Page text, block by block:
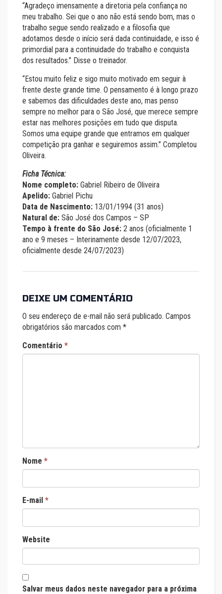
“Agradeço imensamente a diretoria pela confiança no
meu trabalho. Sei que o ano não está sendo bom, mas o
trabalho segue sendo realizado e a filosofia que
adotamos desde o início será dada continuidade, e isso é
primordial para a continuidade do trabalho e conquista
dos resultados.” Disse o treinador.
“Estou muito feliz e sigo muito motivado em seguir à
frente deste grande time. O pensamento é à longo prazo
e sabemos das dificuldades deste ano, mas penso
sempre no melhor para o São José, que merece sempre
estar nas melhores posições em tudo que disputa.
Somos uma equipe grande que entramos em qualquer
competição pra ganhar e seguiremos assim.” Completou
Oliveira.
Ficha Técnica:
Nome completo: Gabriel Ribeiro de Oliveira
Apelido: Gabriel Pichu
Data de Nascimento: 13/01/1994 (31 anos)
Natural de: São José dos Campos – SP
Tempo à frente do São José: 2 anos (oficialmente 1
ano e 9 meses – Interinamente desde 12/07/2023,
oficialmente desde 24/07/2023)
DEIXE UM COMENTÁRIO
O seu endereço de e-mail não será publicado. Campos
obrigatórios são marcados com *
Comentário *
Nome *
E-mail *
Website
Salvar meus dados neste navegador para a próxima